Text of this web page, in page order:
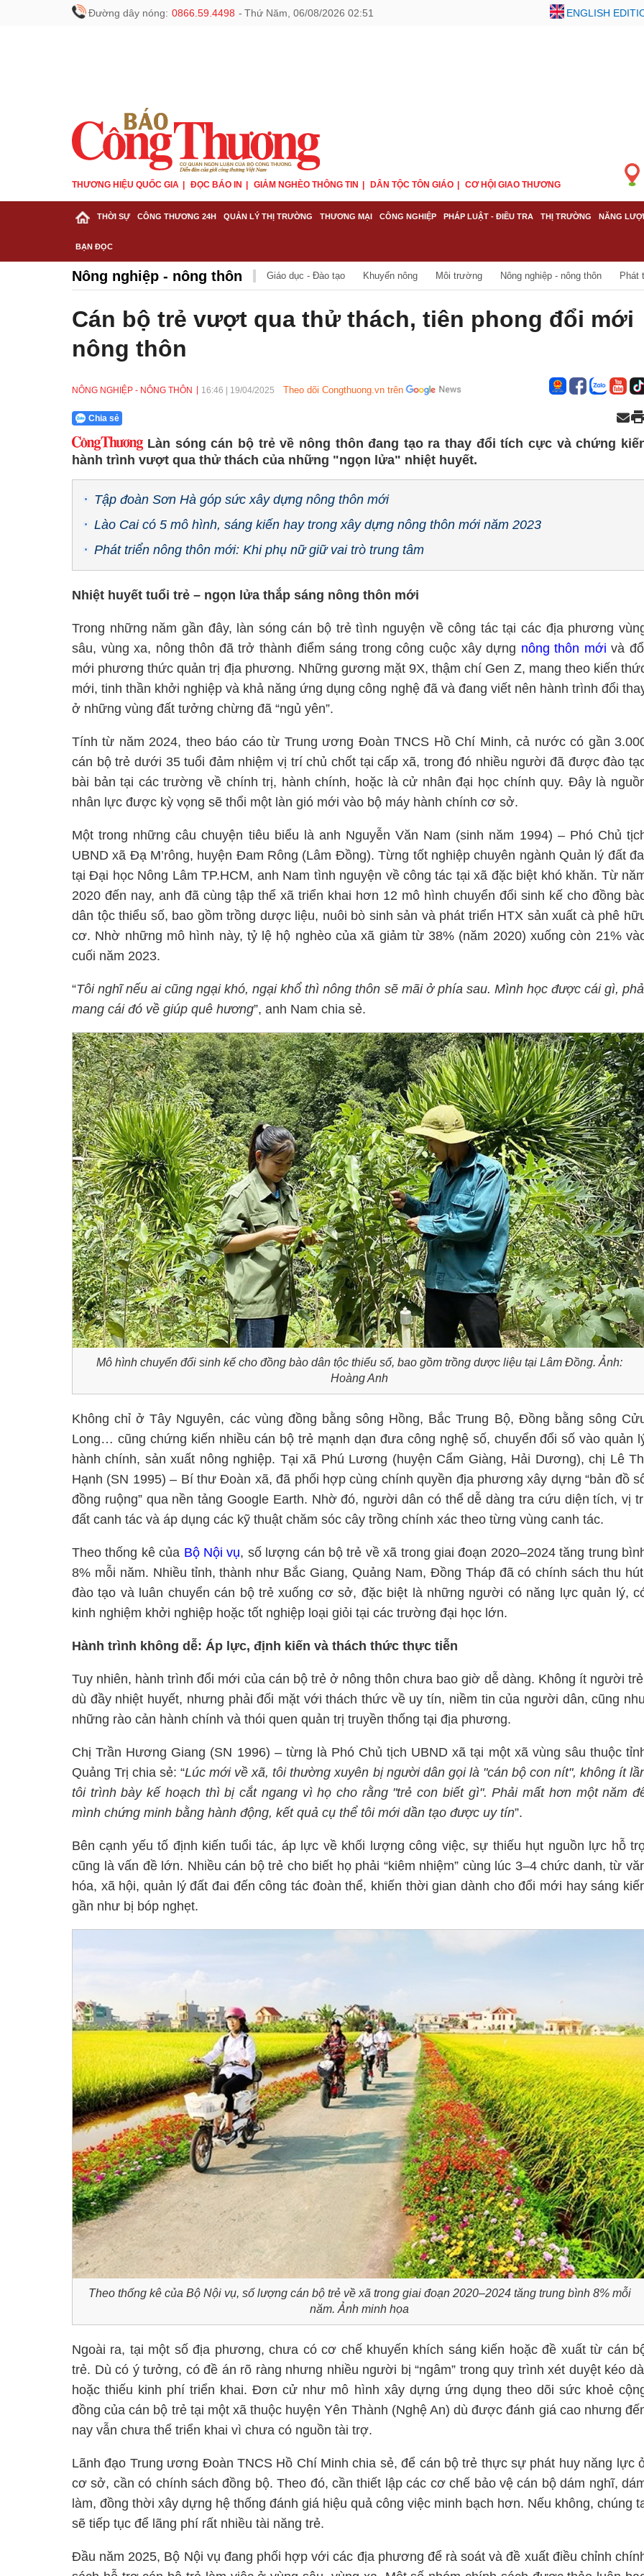
Đường dây nóng: 0866.59.4498 - Thứ Năm, 06/08/2026 02:51 ENGLISH
THƯƠNG HIỆU QUỐC GIA ĐỌC BÁO IN GIẢM NGHÈO THÔNG TIN DÂN TỘC TÔN GIÁO CƠ HỘI GIAO THƯƠNG
THỜI SỰ CÔNG THƯƠNG 24H QUẢN LÝ THỊ TRƯỜNG THƯƠNG MẠI CÔNG NGHIỆP PHÁP LUẬT - ĐIỀU TRA THỊ TRƯỜNG NĂNG
BẠN ĐỌC
Nông nghiệp - nông thôn Giáo dục - Đào tạo Khuyến nông Môi trường Nông nghiệp - nông thôn Phát
Cán bộ trẻ vượt qua thử thách, tiên phong đổi mới
nông thôn
NÔNG NGHIỆP - NÔNG THÔN 16:46 19/04/2025 Theo dõi Congthuong.vn trên
Chia sẻ
Làn sóng cán bộ trẻ về nông thôn đang tạo ra thay đổi tích cực và chứng
hành trình vượt qua thử thách của những "ngọn lửa" nhiệt huyết.
Tập đoàn Sơn Hà góp sức xây dựng nông thôn mới
Lào Cai có 5 mô hình, sáng kiến hay trong xây dựng nông thôn mới năm 2023
Phát triển nông thôn mới: Khi phụ nữ giữ vai trò trung tâm
Nhiệt huyết tuổi trẻ – ngọn lửa thắp sáng nông thôn mới
Trong những năm gần đây, làn sóng cán bộ trẻ tình nguyện về công tác tại các địa phương
sâu, vùng xa, nông thôn đã trở thành điểm sáng trong công cuộc xây dựng nông thôn mới và
mới phương thức quản trị địa phương. Những gương mặt 9X, thậm chí Gen Z, mang theo kiến
mới, tinh thần khởi nghiệp và khả năng ứng dụng công nghệ đã và đang viết nên hành trình đổi
ở những vùng đất tưởng chừng đã “ngủ yên”.
Tính từ năm 2024, theo báo cáo từ Trung ương Đoàn TNCS Hồ Chí Minh, cả nước có gần
cán bộ trẻ dưới 35 tuổi đảm nhiệm vị trí chủ chốt tại cấp xã, trong đó nhiều người đã được đào
bài bản tại các trường về chính trị, hành chính, hoặc là cử nhân đại học chính quy. Đây là
nhân lực được kỳ vọng sẽ thổi một làn gió mới vào bộ máy hành chính cơ sở.
Một trong những câu chuyện tiêu biểu là anh Nguyễn Văn Nam (sinh năm 1994) – Phó Chủ
UBND xã Đạ M’rông, huyện Đam Rông (Lâm Đồng). Từng tốt nghiệp chuyên ngành Quản lý đất
tại Đại học Nông Lâm TP.HCM, anh Nam tình nguyện về công tác tại xã đặc biệt khó khăn. Từ
2020 đến nay, anh đã cùng tập thể xã triển khai hơn 12 mô hình chuyển đổi sinh kế cho đồng
dân tộc thiểu số, bao gồm trồng dược liệu, nuôi bò sinh sản và phát triển HTX sản xuất cà phê
cơ. Nhờ những mô hình này, tỷ lệ hộ nghèo của xã giảm từ 38% (năm 2020) xuống còn 21%
cuối năm 2023.
“Tôi nghĩ nếu ai cũng ngại khó, ngại khổ thì nông thôn sẽ mãi ở phía sau. Mình học được cái gì,
mang cái đó về giúp quê hương”, anh Nam chia sẻ.
Mô hình chuyển đổi sinh kế cho đồng bào dân tộc thiểu số, bao gồm trồng dược liệu tại Lâm Đồng. Ảnh:
Hoàng Anh
Không chỉ ở Tây Nguyên, các vùng đồng bằng sông Hồng, Bắc Trung Bộ, Đồng bằng sông
Long… cũng chứng kiến nhiều cán bộ trẻ mạnh dạn đưa công nghệ số, chuyển đổi số vào quản
hành chính, sản xuất nông nghiệp. Tại xã Phú Lương (huyện Cẩm Giàng, Hải Dương), chị Lê
Hạnh (SN 1995) – Bí thư Đoàn xã, đã phối hợp cùng chính quyền địa phương xây dựng “bản đồ
đồng ruộng” qua nền tảng Google Earth. Nhờ đó, người dân có thể dễ dàng tra cứu diện tích, vị
đất canh tác và áp dụng các kỹ thuật chăm sóc cây trồng chính xác theo từng vùng canh tác.
Theo thống kê của Bộ Nội vụ, số lượng cán bộ trẻ về xã trong giai đoạn 2020–2024 tăng trung
8% mỗi năm. Nhiều tỉnh, thành như Bắc Giang, Quảng Nam, Đồng Tháp đã có chính sách thu
đào tạo và luân chuyển cán bộ trẻ xuống cơ sở, đặc biệt là những người có năng lực quản lý,
kinh nghiệm khởi nghiệp hoặc tốt nghiệp loại giỏi tại các trường đại học lớn.
Hành trình không dễ: Áp lực, định kiến và thách thức thực tiễn
Tuy nhiên, hành trình đổi mới của cán bộ trẻ ở nông thôn chưa bao giờ dễ dàng. Không ít người
dù đầy nhiệt huyết, nhưng phải đối mặt với thách thức về uy tín, niềm tin của người dân, cũng
những rào cản hành chính và thói quen quản trị truyền thống tại địa phương.
Chị Trần Hương Giang (SN 1996) – từng là Phó Chủ tịch UBND xã tại một xã vùng sâu thuộc
Quảng Trị chia sẻ: “Lúc mới về xã, tôi thường xuyên bị người dân gọi là "cán bộ con nít", không ít
tôi trình bày kế hoạch thì bị cắt ngang vì họ cho rằng "trẻ con biết gì". Phải mất hơn một năm
mình chứng minh bằng hành động, kết quả cụ thể tôi mới dần tạo được uy tín”.
Bên cạnh yếu tố định kiến tuổi tác, áp lực về khối lượng công việc, sự thiếu hụt nguồn lực hỗ
cũng là vấn đề lớn. Nhiều cán bộ trẻ cho biết họ phải “kiêm nhiệm” cùng lúc 3–4 chức danh, từ
hóa, xã hội, quản lý đất đai đến công tác đoàn thể, khiến thời gian dành cho đổi mới hay sáng
gần như bị bóp nghẹt.
Theo thống kê của Bộ Nội vụ, số lượng cán bộ trẻ về xã trong giai đoạn 2020–2024 tăng trung bình 8% mỗi
năm. Ảnh minh họa
Ngoài ra, tại một số địa phương, chưa có cơ chế khuyến khích sáng kiến hoặc đề xuất từ cán
trẻ. Dù có ý tưởng, có đề án rõ ràng nhưng nhiều người bị “ngâm” trong quy trình xét duyệt kéo
hoặc thiếu kinh phí triển khai. Đơn cử như mô hình xây dựng ứng dụng theo dõi sức khoẻ
đồng của cán bộ trẻ tại một xã thuộc huyện Yên Thành (Nghệ An) dù được đánh giá cao nhưng
nay vẫn chưa thể triển khai vì chưa có nguồn tài trợ.
Lãnh đạo Trung ương Đoàn TNCS Hồ Chí Minh chia sẻ, để cán bộ trẻ thực sự phát huy năng lực
cơ sở, cần có chính sách đồng bộ. Theo đó, cần thiết lập các cơ chế bảo vệ cán bộ dám nghĩ,
làm, đồng thời xây dựng hệ thống đánh giá hiệu quả công việc minh bạch hơn. Nếu không, chúng
sẽ tiếp tục để lãng phí rất nhiều tài năng trẻ.
Đầu năm 2025, Bộ Nội vụ đang phối hợp với các địa phương để rà soát và đề xuất điều chỉnh